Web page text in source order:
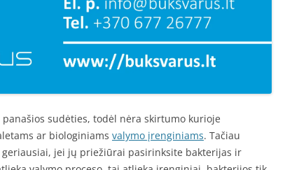
sudėties, todėl nėra skirtumo kurioje
ar biologiniams valymo įrenginiams. Tačiau
geriausiai, jei jų priežiūrai pasirinksite bakterijas ir